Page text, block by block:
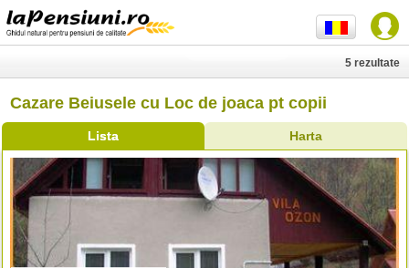
Cazare Beiusele cu Loc de joaca pt copii
Lista Harta
5 rezultate